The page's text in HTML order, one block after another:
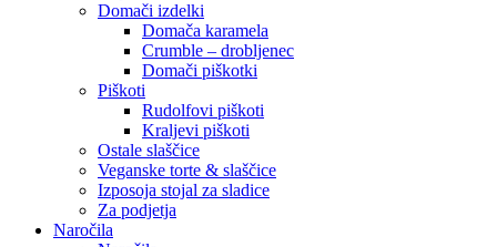
Domači izdelki
Domača karamela
Crumble – drobljenec
Domači piškotki
Piškoti
Rudolfovi piškoti
Kraljevi piškoti
Ostale slaščice
Veganske torte & slaščice
Izposoja stojal za sladice
Za podjetja
Naročila